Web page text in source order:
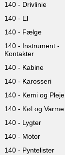
140 - Drivlinie
140 - El
140 - Fælge
140 - Instrument -
Kontakter
140 - Kabine
140 - Karosseri
140 - Kemi og Pleje
140 - Køl og Varme
140 - Lygter
140 - Motor
140 - Pyntelister